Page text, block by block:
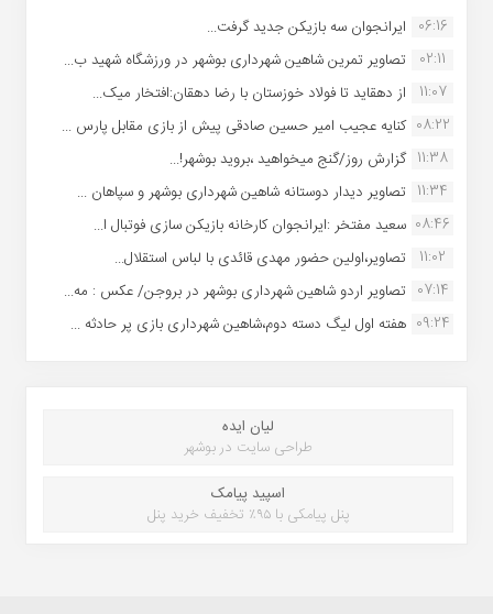
06:16 ایرانجوان سه بازیکن جدید گرفت...
02:11
تصاویر تمرین شاهین شهردارى بوشهر در ورزشگاه شهید ب...
11:07
از دهقاید تا فولاد خوزستان با رضا دهقان:افتخار میک...
08:22 کنایه عجیب امیر حسین صادقی پیش از بازی مقابل پارس ...
11:38 گزارش روز/گنج میخواهید ،بروید بوشهر!...
11:34 تصاویر دیدار دوستانه شاهین شهردارى بوشهر و سپاهان ...
08:46 سعید مفتخر :ایرانجوان کارخانه بازیکن سازی فوتبال ا...
11:02
تصاویر،اولین حضور مهدی قائدی با لباس استقلال...
07:14 تصاویر اردو شاهین شهرداری بوشهر در بروجن/ عکس : مه...
09:24 هفته اول لیگ دسته دوم،شاهین شهرداری بازی پر حادثه ...
لیان ایده
طراحی سایت در بوشهر
اسپید پیامک
پنل پیامکی با ۹۵٪ تخفیف خرید پنل